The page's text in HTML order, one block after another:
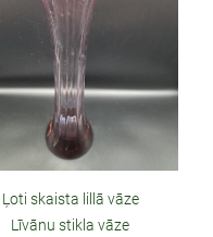
Ļoti skaista lillā vāze
Līvānu stikla vāze